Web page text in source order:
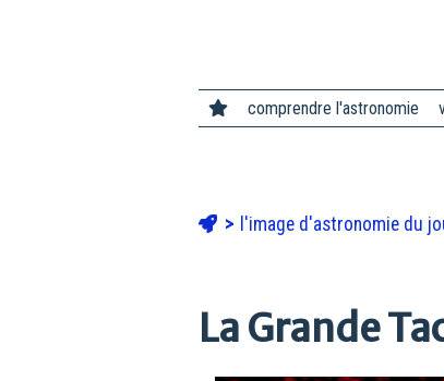
comprendre l'astronomie
l'image d'astronomie du
La Grande